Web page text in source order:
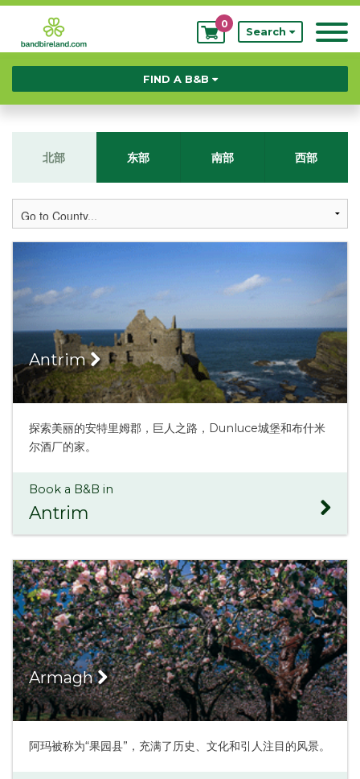
My
Bookings
0
Search
FIND A B&B
北部 东部 南部 西部
Antrim
探索美丽的安特里姆郡，巨人之路，Dunluce城堡和布什米
尔酒厂的家。
Book a B&B in
Antrim
Armagh
阿玛被称为“果园县”，充满了历史、文化和引人注目的风景。